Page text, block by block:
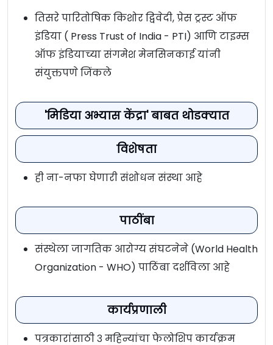
तिसरे पारितोषिक किशोर द्विवेदी, प्रेस ट्रस्ट ऑफ
इंडिया ( Press Trust of India - PTI) आणि टाइम्स
ऑफ इंडियाच्या संगमेश मेनसिनकाई यांनी
संयुक्तपणे जिंकले
'मिडिया अभ्यास केंद्रा' बाबत थोडक्यात
विशेषता
ही ना-नफा घेणारी संशोधन संस्था आहे
पाठींबा
संस्थेला जागतिक आरोग्य संघटनेने (World Health
Organization - WHO) पाठिंबा दर्शविला आहे
कार्यप्रणाली
पत्रकारांसाठी ३ महिन्यांचा फेलोशिप कार्यक्रम